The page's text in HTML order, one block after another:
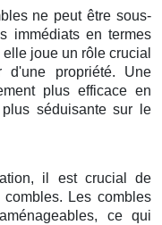
ne peut être sous-
immédiats en termes
joue un rôle crucial
propriété. Une
plus efficace en
séduisante sur le
il est crucial de
Les combles
ce qui